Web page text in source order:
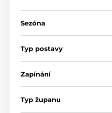
Sezóna
Typ postavy
Zapínání
Typ županu